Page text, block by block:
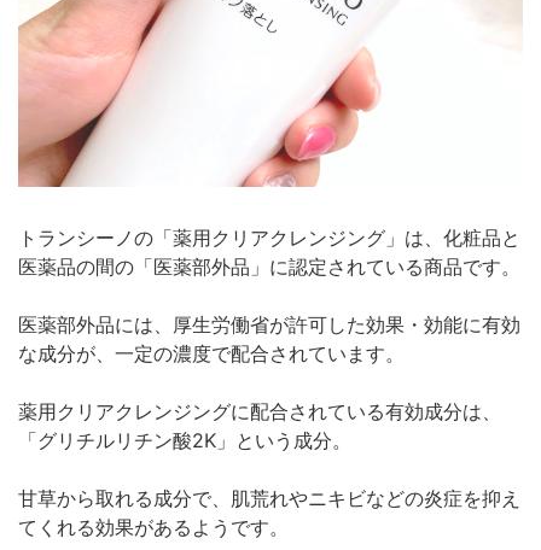
トランシーノの「薬用クリアクレンジング」は、化粧品と
医薬品の間の「医薬部外品」に認定されている商品です。
医薬部外品には、厚生労働省が許可した効果・効能に有効
な成分が、一定の濃度で配合されています。
薬用クリアクレンジングに配合されている有効成分は、
「グリチルリチン酸2K」という成分。
甘草から取れる成分で、肌荒れやニキビなどの炎症を抑え
てくれる効果があるようです。